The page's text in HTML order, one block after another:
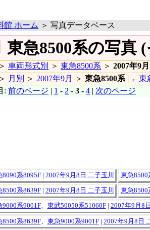
館 ホーム ＞ 写真データベース
東急8500系の写真
＞ 車両形式別 ＞ 東急8500系 ＞ 2007年9月
＞ 月別 ＞ 2007年9月 ＞ 東急8500系 | ←東
: 前のページ | 1 - 2 - 3 - 4 | 次のページ
8090系8095F| 2007年9月8日 二子玉川 東急8500
8500系8639F| 2007年9月8日 二子玉川 東急8500
9000系9001F、 東武50050系51060F| 2007年9月8
8500系8639F、 東急9000系9001F| 2007年9月8日